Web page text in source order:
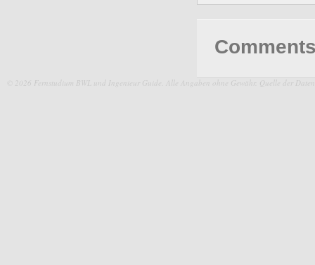
© 2026 Fernstudium BWL und Ingenieur Guide. Alle Angaben ohne Gewähr. Quelle der